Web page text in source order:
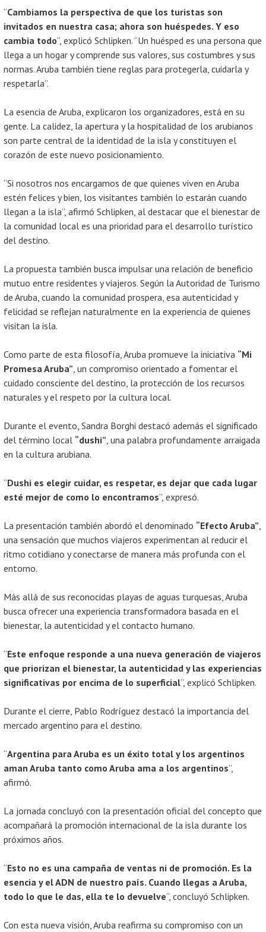
“Cambiamos la perspectiva de que los turistas son
invitados en nuestra casa; ahora son huéspedes. Y eso
cambia todo”, explicó Schlipken. “Un huésped es una persona que
llega a un hogar y comprende sus valores, sus costumbres y sus
normas. Aruba también tiene reglas para protegerla, cuidarla y
respetarla”.
La esencia de Aruba, explicaron los organizadores, está en su
gente. La calidez, la apertura y la hospitalidad de los arubianos
son parte central de la identidad de la isla y constituyen el
corazón de este nuevo posicionamiento.
“Si nosotros nos encargamos de que quienes viven en Aruba
estén felices y bien, los visitantes también lo estarán cuando
llegan a la isla”, afirmó Schlipken, al destacar que el bienestar de
la comunidad local es una prioridad para el desarrollo turístico
del destino.
La propuesta también busca impulsar una relación de beneficio
mutuo entre residentes y viajeros. Según la Autoridad de Turismo
de Aruba, cuando la comunidad prospera, esa autenticidad y
felicidad se reflejan naturalmente en la experiencia de quienes
visitan la isla.
Como parte de esta filosofía, Aruba promueve la iniciativa “Mi
Promesa Aruba”, un compromiso orientado a fomentar el
cuidado consciente del destino, la protección de los recursos
naturales y el respeto por la cultura local.
Durante el evento, Sandra Borghi destacó además el significado
del término local “dushi”, una palabra profundamente arraigada
en la cultura arubiana.
“Dushi es elegir cuidar, es respetar, es dejar que cada lugar
esté mejor de como lo encontramos”, expresó.
La presentación también abordó el denominado “Efecto Aruba”,
una sensación que muchos viajeros experimentan al reducir el
ritmo cotidiano y conectarse de manera más profunda con el
entorno.
Más allá de sus reconocidas playas de aguas turquesas, Aruba
busca ofrecer una experiencia transformadora basada en el
bienestar, la autenticidad y el contacto humano.
“Este enfoque responde a una nueva generación de viajeros
que priorizan el bienestar, la autenticidad y las experiencias
significativas por encima de lo superficial”, explicó Schlipken.
Durante el cierre, Pablo Rodríguez destacó la importancia del
mercado argentino para el destino.
“Argentina para Aruba es un éxito total y los argentinos
aman Aruba tanto como Aruba ama a los argentinos”,
afirmó.
La jornada concluyó con la presentación oficial del concepto que
acompañará la promoción internacional de la isla durante los
próximos años.
“Esto no es una campaña de ventas ni de promoción. Es la
esencia y el ADN de nuestro país. Cuando llegas a Aruba,
todo lo que le das, ella te lo devuelve”, concluyó Schlipken.
Con esta nueva visión, Aruba reafirma su compromiso con un